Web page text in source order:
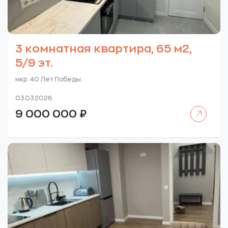
3 комнатная квартира, 65 м2,
5/9 эт.
мкр. 40 Лет Победы.
03.03.2026
9 000 000 ₽